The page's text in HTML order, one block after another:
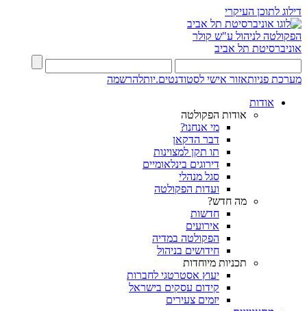
דילוג לתוכן העיקרי
הפקולטה לניהול ע"ש קולר
אוניברסיטת תל אביב
מערכת פניותאזור אישי לסטודנטים.יותלהרשמה
אודות
אודות הפקולטה
מי אנחנו?
דבר הדקאן
תו תקן למצוינות
דירוגים בינלאומיים
סגל מנהלי
ועדות הפקולטה
מה חדש?
חדשות
אירועים
הפקולטה במדיה
חידושים בניהול
תכניות מיוחדות
יעוץ אסטרטגי לחברות
קידום עסקים בישראל
יזמים צעירים